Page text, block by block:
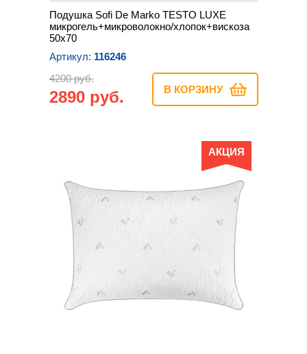
Подушка Sofi De Marko TESTO LUXE
микрогель+микроволокно/хлопок+вискоза
50х70
Артикул: 116246
4200 руб.
2890 руб. В КОРЗИНУ
АКЦИЯ